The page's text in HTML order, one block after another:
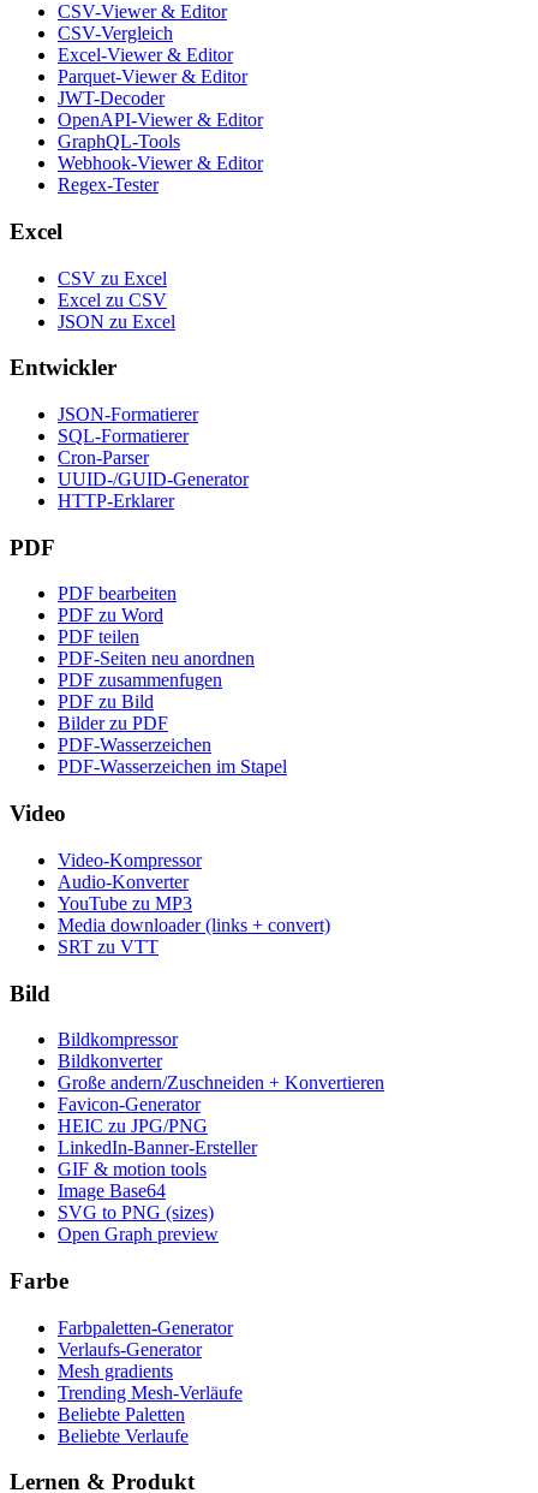
CSV-Viewer & Editor
CSV-Vergleich
Excel-Viewer & Editor
Parquet-Viewer & Editor
JWT-Decoder
OpenAPI-Viewer & Editor
GraphQL-Tools
Webhook-Viewer & Editor
Regex-Tester
Excel
CSV zu Excel
Excel zu CSV
JSON zu Excel
Entwickler
JSON-Formatierer
SQL-Formatierer
Cron-Parser
UUID-/GUID-Generator
HTTP-Erklarer
PDF
PDF bearbeiten
PDF zu Word
PDF teilen
PDF-Seiten neu anordnen
PDF zusammenfugen
PDF zu Bild
Bilder zu PDF
PDF-Wasserzeichen
PDF-Wasserzeichen im Stapel
Video
Video-Kompressor
Audio-Konverter
YouTube zu MP3
Media downloader (links + convert)
SRT zu VTT
Bild
Bildkompressor
Bildkonverter
Große andern/Zuschneiden + Konvertieren
Favicon-Generator
HEIC zu JPG/PNG
LinkedIn-Banner-Ersteller
GIF & motion tools
Image Base64
SVG to PNG (sizes)
Open Graph preview
Farbe
Farbpaletten-Generator
Verlaufs-Generator
Mesh gradients
Trending Mesh-Verläufe
Beliebte Paletten
Beliebte Verlaufe
Lernen & Produkt